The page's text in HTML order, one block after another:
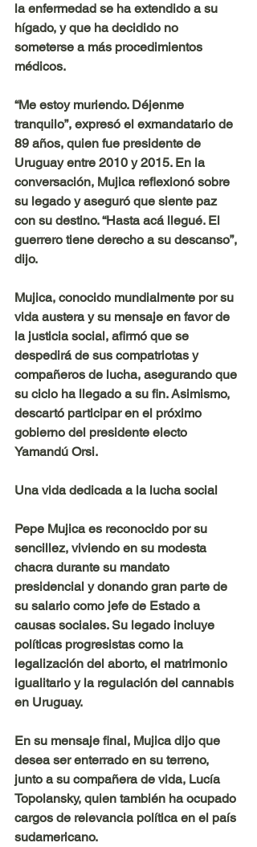
la enfermedad se ha extendido a su
hígado, y que ha decidido no
someterse a más procedimientos
médicos.
“Me estoy muriendo. Déjenme
tranquilo”, expresó el exmandatario de
89 años, quien fue presidente de
Uruguay entre 2010 y 2015. En la
conversación, Mujica reflexionó sobre
su legado y aseguró que siente paz
con su destino. “Hasta acá llegué. El
guerrero tiene derecho a su descanso”,
dijo.
Mujica, conocido mundialmente por su
vida austera y su mensaje en favor de
la justicia social, afirmó que se
despedirá de sus compatriotas y
compañeros de lucha, asegurando que
su ciclo ha llegado a su fin. Asimismo,
descartó participar en el próximo
gobierno del presidente electo
Yamandú Orsi.
Una vida dedicada a la lucha social
Pepe Mujica es reconocido por su
sencillez, viviendo en su modesta
chacra durante su mandato
presidencial y donando gran parte de
su salario como jefe de Estado a
causas sociales. Su legado incluye
políticas progresistas como la
legalización del aborto, el matrimonio
igualitario y la regulación del cannabis
en Uruguay.
En su mensaje final, Mujica dijo que
desea ser enterrado en su terreno,
junto a su compañera de vida, Lucía
Topolansky, quien también ha ocupado
cargos de relevancia política en el país
sudamericano.